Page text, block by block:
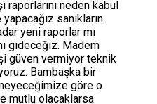
raporlarını neden kabul
sanıkların
yeni raporlar mı
gideceğiz. Madem
güven vermiyor teknik
Bambaşka bir
göre o
mutlu olacaklarsa